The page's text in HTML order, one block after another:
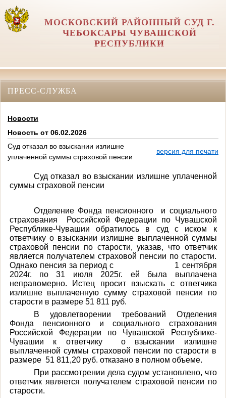
МОСКОВСКИЙ РАЙОННЫЙ СУД Г.
ЧЕБОКСАРЫ ЧУВАШСКОЙ
РЕСПУБЛИКИ
ПРЕСС-СЛУЖБА
Новости
Новость от 06.02.2026
Суд отказал во взыскании излишне
уплаченной суммы страховой пенсии
версия для печати
Суд отказал во взыскании излишне уплаченной
суммы страховой пенсии
Отделение Фонда пенсионного
и социального
страхования
Российской Федерации по Чувашской
Республике-Чувашии обратилось в суд с иском к
ответчику о взыскании излишне выплаченной суммы
страховой пенсии по старости, указав, что ответчик
является получателем страховой пенсии по старости.
Однако пенсия за период с
1 сентября
2024г. по 31 июля 2025г. ей была выплачена
неправомерно. Истец просит взыскать с ответчика
излишне выплаченную сумму страховой пенсии по
старости в размере 51 811 руб.
В удовлетворении требований Отделения
Фонда пенсионного и социального страхования
Российской Федерации по Чувашской Республике-
Чувашии к ответчику
о взыскании излишне
выплаченной суммы страховой пенсии по старости в
размере 51 811,20 руб. отказано в полном объеме.
При рассмотрении дела судом установлено, что
ответчик является получателем страховой пенсии по
старости.